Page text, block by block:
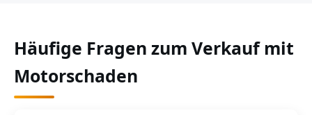
Häufige Fragen zum Verkauf mit
Motorschaden